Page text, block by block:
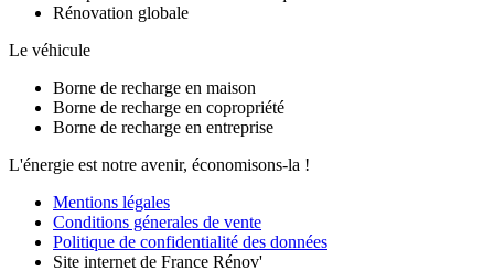
Rénovation globale
Le véhicule
Borne de recharge en maison
Borne de recharge en copropriété
Borne de recharge en entreprise
L'énergie est notre avenir, économisons-la !
Mentions légales
Conditions génerales de vente
Politique de confidentialité des données
Site internet de France Rénov'